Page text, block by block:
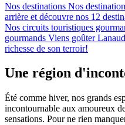
Nos destinations Nos
arrière et découvre nos 12
Nos circuits touristiques
gourmands Viens goûter
richesse de son terroir!
Une région
Été comme hiver, nos grands
incontournable aux amoureux
sensations. Pour ne rien